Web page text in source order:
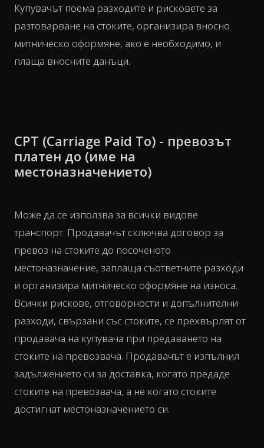
Купувачът поема разходите и рисковете за
разтоварване на стоките, организира вносно
митническо оформяне, ако е необходимо, и
плаща вносните данъци.
CPT (Carriage Paid To) - превозът
платен до (име на
местоназначението)
Може да се използва за всички видове
транспорт. Продавачът сключва договор за
превоз на стоките до посоченото
местоназначение, заплаща съответните разходи
и организира митническо оформяне на износа.
Всички рискове, отговорности и допълнителни
разходи, свързани със стоките, се прехвърлят от
продавача на купувача при предаването на
стоките на превозвача. Продавачът е изпълнил
задължението си за доставка, когато предаде
стоките на превозвача, а не когато стоките
достигнат местоназначението си.